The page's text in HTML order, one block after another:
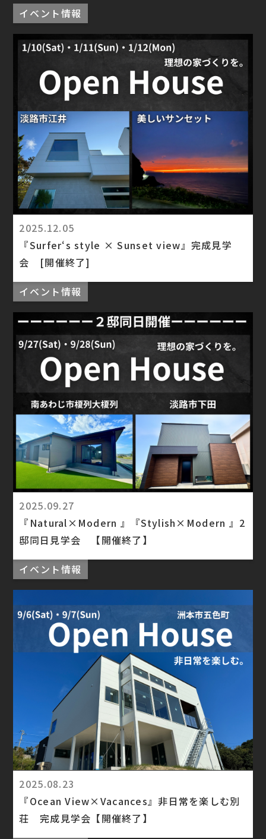
イベント情報
2025.12.05
『Surfer‘s style × Sunset view』完成見学
会 [開催終了]
イベント情報
2025.09.27
『Natural×Modern 』『Stylish×Modern 』2
邸同日見学会 【開催終了】
イベント情報
2025.08.23
『Ocean View×Vacances』非日常を楽しむ別
荘 完成見学会【開催終了】